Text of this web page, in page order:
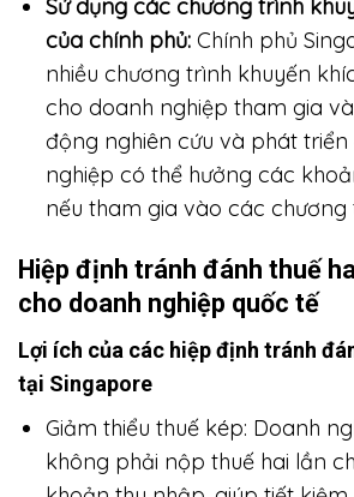
Sử dụng các chương trình
của chính phủ: Chính phủ
nhiều chương trình khuyến
cho doanh nghiệp tham gia
động nghiên cứu và phát triển
nghiệp có thể hưởng các
nếu tham gia vào các chương
Hiệp định tránh đánh thuế
cho doanh nghiệp quốc tế
Lợi ích của các hiệp định tránh
tại Singapore
Giảm thiểu thuế kép: Doanh
không phải nộp thuế hai lần